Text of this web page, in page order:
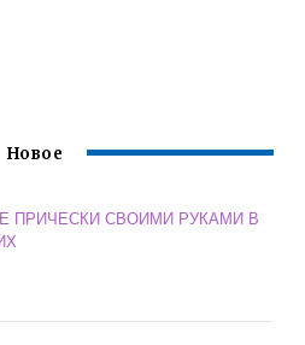
Новое
ПРИЧЕСКИ СВОИМИ РУКАМИ В